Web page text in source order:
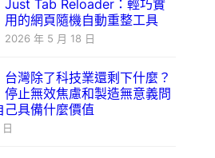
Just Tab Reloader：輕巧實
用的網頁隨機自動重整工具
2026 年 5 月 18 日
台灣除了科技業還剩下什麼？
停止無效焦慮和製造無意義問
己具備什麼價值